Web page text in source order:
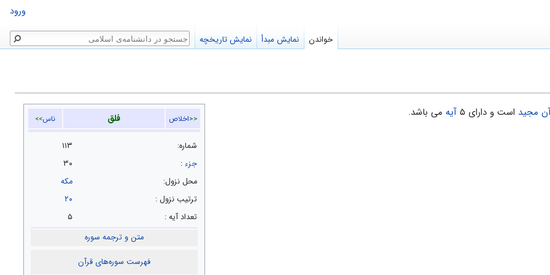
<<اخلاص فلق ناس>>
شماره:
۱۱۳
جزء:
۳۰
محل نزول:
مکه
ترتيب نزول :
۲۰
تعداد آیه :
۵
متن و ترجمه سوره
فهرست سوره‌های قرآن
مجید است و دارای ۵ آیه می باشد.
ورود
خواندن نمایش مبدأ نمایش تاریخچه جستجو